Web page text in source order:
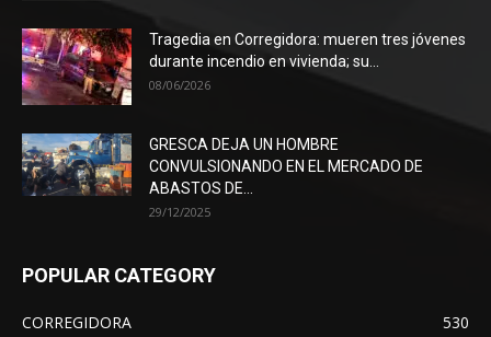
Tragedia en Corregidora: mueren tres jóvenes
durante incendio en vivienda; su...
08/06/2026
GRESCA DEJA UN HOMBRE
CONVULSIONANDO EN EL MERCADO DE
ABASTOS DE...
29/12/2025
POPULAR CATEGORY
CORREGIDORA
530